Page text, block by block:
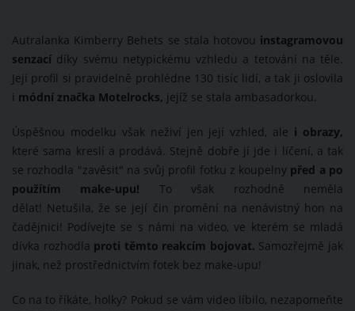
Autralanka Kimberry Behets se stala hotovou instagramovou
senzací díky svému netypickému vzhledu a tetování na těle.
Její profil si pravidelně prohlédne 130 tisíc lidí, a tak ji oslovila
i módní značka Motelrocks, jejíž se stala ambasadorkou.
Úspěšnou modelku však neživí jen její vzhled, ale i obrazy,
které sama kreslí a prodává. Stejně dobře jí jde i líčení, a tak
se rozhodla "zavěsit" na svůj profil fotku z koupelny před a po
použítím make-upu! To však rozhodně neměla
dělat! Netušila, že se její čin promění na nenávistný hon na
čadějnici! Podívejte se s námi na video, ve kterém se mladá
dívka rozhodla proti těmto reakcím bojovat. Samozřejmě jak
jinak, než prostřednictvím fotek bez make-upu!
Co na to říkáte, holky? Pokud se vám video líbilo, nezapomeňte